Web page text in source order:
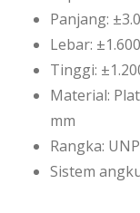
Panjang:
Lebar:
Tinggi:
Material:
mm
Rangka:
Sistem